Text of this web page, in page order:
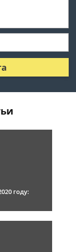
году: